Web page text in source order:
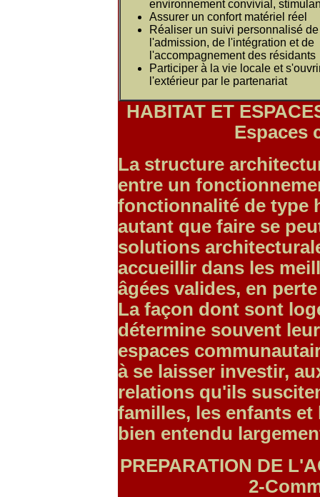
environnement convivial,
Assurer un confort matériel réel
Réaliser un suivi personnalisé de
l'admission, de l'intégration et de
l'accompagnement des résidants
Participer à la vie locale et
l'extérieur par le partenariat
HABITAT ET
Espaces
La structure
entre un
fonctionnalité de type
autant que faire se
solutions
accueillir dans les
âgées valides, en
La façon dont sont
détermine souvent
espaces
à se laisser investir,
relations qu'ils
familles, les enfants
bien entendu
PREPARATION DE
2-